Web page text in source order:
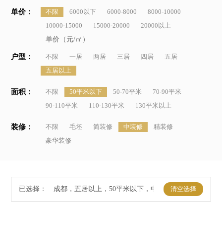
单价： 不限 6000以下 6000-8000
8000-10000
10000-15000
15000-20000
20000以上
单价（元/㎡）
户型： 不限 一居 两居 三居 四居
五居
五居以上
面积： 不限 50平米以下 50-70平米
70-90平米
90-110平米
110-130平米 130平米以上
装修： 不限 毛坯 简装修 中装修
精装修
豪华装修
已选择： 清空选择